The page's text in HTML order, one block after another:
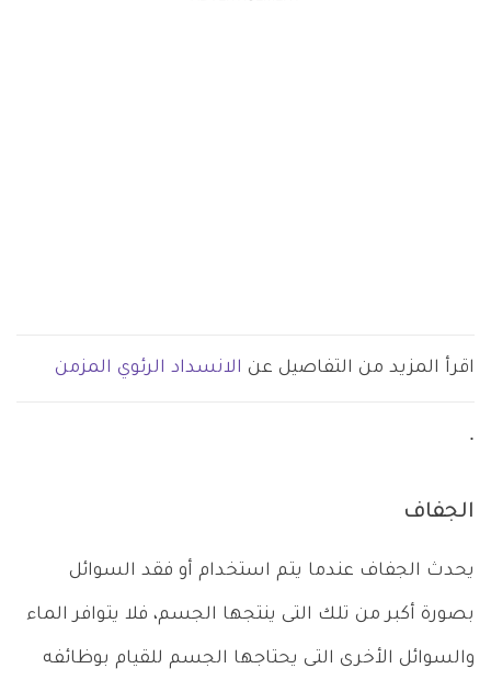
اقرأ المزيد من التفاصيل عن الانسداد الرئوي المزمن
.
الجفاف
يحدث الجفاف عندما يتم استخدام أو فقد السوائل
بصورة أكبر من تلك التى ينتجها الجسم، فلا يتوافر الماء
والسوائل الأخرى التى يحتاجها الجسم للقيام بوظائفه